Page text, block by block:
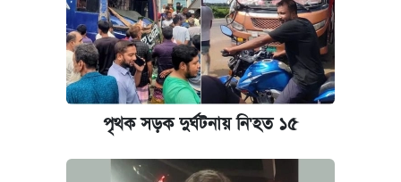
আজকের বাজারে স্বর্ণ-রুপার দাম (৫ আগস্ট)
পাঁচ দপ্তরে নতুন সচিব নিয়োগ দিল সরকার
ঢাবি আইবিএর এক্সিকিউটিভ এমবিএতে ভর্তি শুরু,
আবেদন ১২ আগস্ট পর্যন্ত
পৃথক সড়ক দুর্ঘটনায় নি'হত ১৫